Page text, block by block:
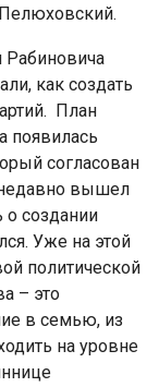
Рабиновича
как создать
План
появилась
согласован
вышел
о создании
Уже на этой
политической
– это
в семью, из
на уровне